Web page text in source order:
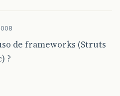
de frameworks (Struts
?